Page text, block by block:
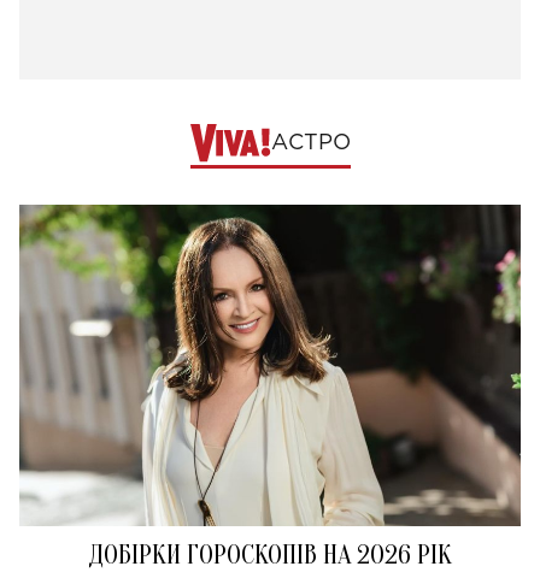
АСТРО
ДОБІРКИ ГОРОСКОПІВ НА 2026 РІК